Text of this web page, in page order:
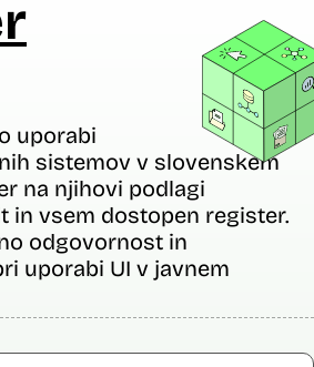
uporabi
sistemov v slovenskem
na njihovi podlagi
in vsem dostopen register.
odgovornost in
uporabi UI v javnem